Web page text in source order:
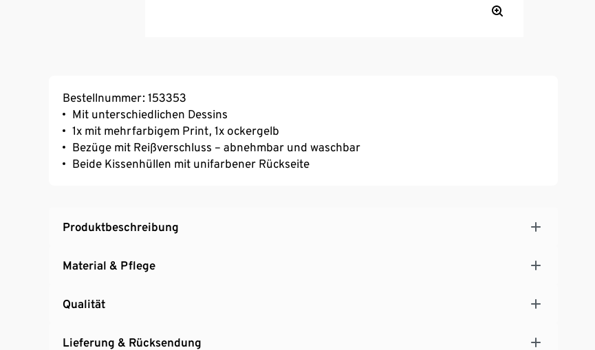
Bestellnummer: 153353
Mit unterschiedlichen Dessins
1x mit mehrfarbigem Print, 1x ockergelb
Bezüge mit Reißverschluss – abnehmbar und waschbar
Beide Kissenhüllen mit unifarbener Rückseite
Produktbeschreibung
Material & Pflege
Qualität
Lieferung & Rücksendung